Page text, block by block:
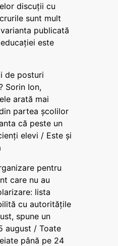
discuții cu
sunt mult
publicată
este
de posturi
Sorin Ion,
arată mai
partea școlilor
că peste un
elevi / Este și
pentru
care nu au
lista
cu autoritățile
spune un
august / Toate
până pe 24